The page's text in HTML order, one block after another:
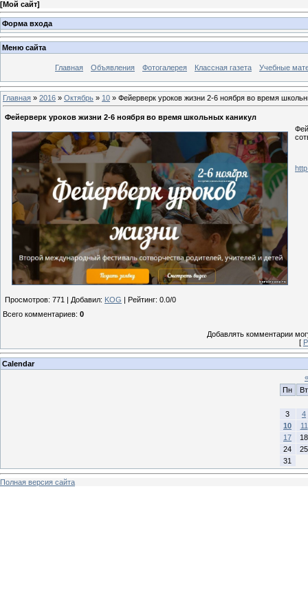
[Мой сайт]
Форма входа
Меню сайта
Главная Объявления Фотогалерея Классная газета Учебные
Главная » 2016 » Октябрь » 10 » Фейерверк уроков жизни 2-6 ноября во время
Фейерверк уроков жизни 2-6 ноября во время школьных каникул
Просмотров: 771 | Добавил: KOG | Рейтинг: 0.0/0
Всего комментариев: 0
Добавлять комментарии
[
Calendar
«
Пн
Вт
3
4
10
11
17
18
24
25
31
Полная версия сайта